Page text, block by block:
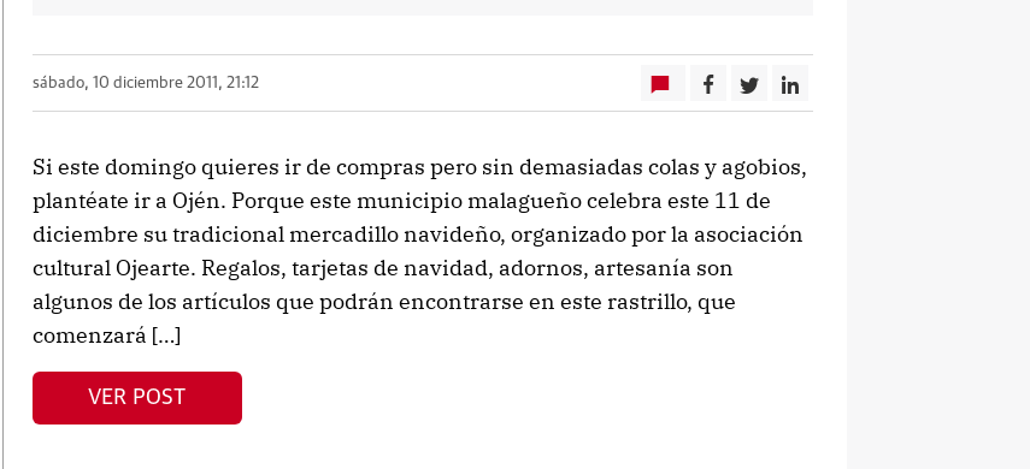
sábado, 10 diciembre 2011, 21:12
Si este domingo quieres ir de compras pero sin demasiadas colas y agobios,
plantéate ir a Ojén. Porque este municipio malagueño celebra este 11 de
diciembre su tradicional mercadillo navideño, organizado por la asociación
cultural Ojearte. Regalos, tarjetas de navidad, adornos, artesanía son
algunos de los artículos que podrán encontrarse en este rastrillo, que
comenzará […]
VER POST